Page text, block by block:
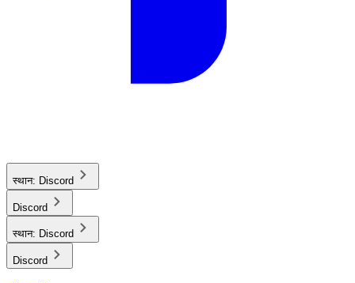
स्थान: Discord
Discord
स्थान: Discord
Discord